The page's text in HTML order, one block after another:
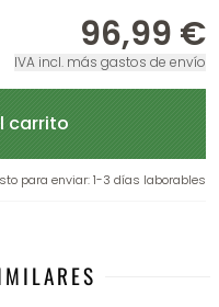
96,99 €
IVA incl. más gastos de envío
carrito
para enviar: 1-3 días laborables